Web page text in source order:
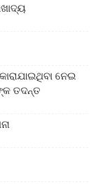
ନେଇ
ତଦନ୍ତ